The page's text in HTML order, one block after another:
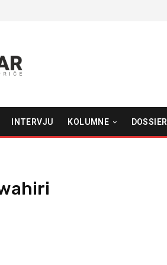
INTERVJU KOLUMNE DOSSIER